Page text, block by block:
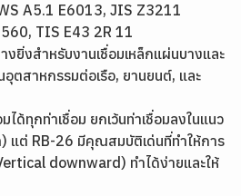
A5.1 E6013, JIS Z3211
TIS E43 2R 11
งยิ่งสำหรับงานเชื่อมเหล็กแผ่นบางและ
อุตสาหกรรมต่อเรือ, ยานยนต์, และ
ได้ทุกท่าเชื่อม ยกเว้นท่าเชื่อมลงในแนว
แต่ RB-26 มีคุณสมบัติเด่นที่ทำให้การ
downward) ทำได้ง่ายและให้